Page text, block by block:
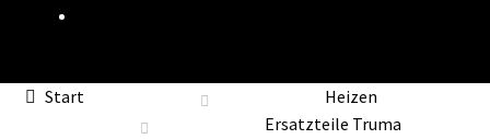
Start
Heizen
Ersatzteile Truma